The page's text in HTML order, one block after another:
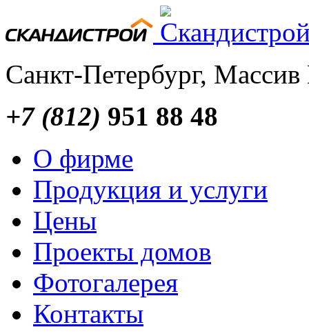
Санкт-Петербург,
+7 (812) 951 88 48
О фирме
Продукция и услуги
Цены
Проекты домов
Фотогалерея
Контакты